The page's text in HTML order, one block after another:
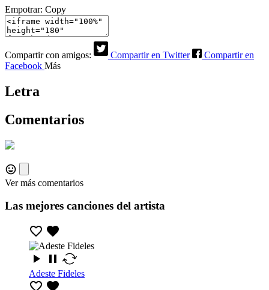
Empotrar: Copy
Compartir con amigos: Compartir en Twitter
Compartir en
Facebook Más
Letra
Comentarios
Ver más comentarios
Las mejores canciones del artista
Adeste Fideles